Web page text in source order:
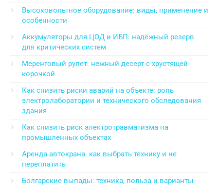
Высоковольтное оборудование: виды, применение и
особенности
Аккумуляторы для ЦОД и ИБП: надёжный резерв
для критических систем
Меренговый рулет: нежный десерт с хрустящей
корочкой
Как снизить риски аварий на объекте: роль
электролаборатории и технического обследования
здания
Как снизить риск электротравматизма на
промышленных объектах
Аренда автокрана: как выбрать технику и не
переплатить
Болгарские выпады: техника, польза и варианты